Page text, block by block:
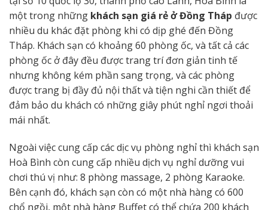
một trong những khách sạn giá rẻ ở Đồng Tháp được
nhiều du khác đặt phòng khi có dịp ghé đến Đồng
Tháp. Khách sạn có khoảng 60 phòng ốc, và tất cả các
phòng ốc ở đây đều được trang trí đơn giản tinh tế
nhưng không kém phần sang trọng, và các phòng
được trang bị đầy đủ nội thất và tiện nghi cần thiết để
đảm bảo du khách có những giây phút nghỉ ngơi thoải
mái nhất.
Ngoài việc cung cấp các dịc vụ phòng nghỉ thì khách sạn
Hoà Bình còn cung cấp nhiều dịch vụ nghỉ dưỡng vui
chơi thú vị như: 8 phòng massage, 2 phòng Karaoke.
Bên cạnh đó, khách sạn còn có một nhà hàng có 600
chổ ngồi, một nhà hàng Buffet có thể chứa 200 khách